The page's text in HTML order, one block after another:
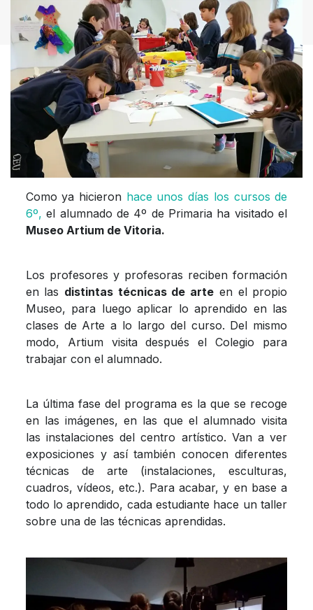
Como ya hicieron hace unos días los cursos de
6º, el alumnado de 4º de Primaria ha visitado el
Museo Artium de Vitoria.
Los profesores y profesoras reciben formación
en las distintas técnicas de arte en el propio
Museo, para luego aplicar lo aprendido en las
clases de Arte a lo largo del curso. Del mismo
modo, Artium visita después el Colegio para
trabajar con el alumnado.
La última fase del programa es la que se recoge
en las imágenes, en las que el alumnado visita
las instalaciones del centro artístico. Van a ver
exposiciones y así también conocen diferentes
técnicas de arte (instalaciones, esculturas,
cuadros, vídeos, etc.). Para acabar, y en base a
todo lo aprendido, cada estudiante hace un taller
sobre una de las técnicas aprendidas.